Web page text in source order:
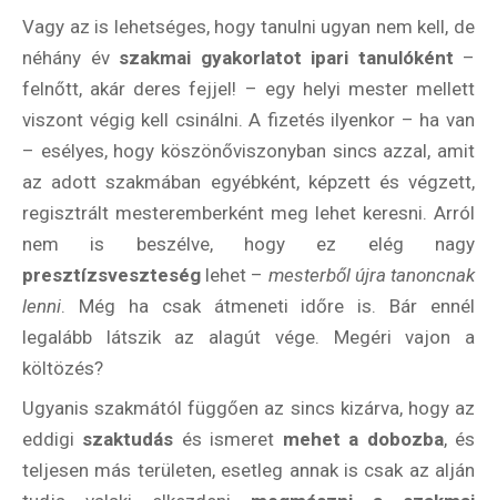
Vagy az is lehetséges, hogy tanulni ugyan nem kell, de
néhány év szakmai gyakorlatot ipari tanulóként –
felnőtt, akár deres fejjel! – egy helyi mester mellett
viszont végig kell csinálni. A fizetés ilyenkor – ha van
– esélyes, hogy köszönőviszonyban sincs azzal, amit
az adott szakmában egyébként, képzett és végzett,
regisztrált mesteremberként meg lehet keresni. Arról
nem is beszélve, hogy ez elég nagy
presztízsveszteség lehet – mesterből újra tanoncnak
lenni. Még ha csak átmeneti időre is. Bár ennél
legalább látszik az alagút vége. Megéri vajon a
költözés?
Ugyanis szakmától függően az sincs kizárva, hogy az
eddigi szaktudás és ismeret mehet a dobozba, és
teljesen más területen, esetleg annak is csak az alján